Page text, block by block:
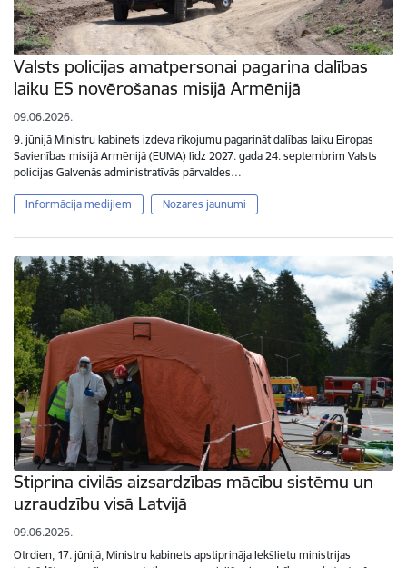
Valsts policijas amatpersonai pagarina dalības
laiku ES novērošanas misijā Armēnijā
09.06.2026.
9. jūnijā Ministru kabinets izdeva rīkojumu pagarināt dalības laiku Eiropas
Savienības misijā Armēnijā (EUMA) līdz 2027. gada 24. septembrim Valsts
policijas Galvenās administratīvās pārvaldes…
Informācija medijiem Nozares jaunumi
Stiprina civilās aizsardzības mācību sistēmu un
uzraudzību visā Latvijā
09.06.2026.
Otrdien, 17. jūnijā, Ministru kabinets apstiprināja Iekšlietu ministrijas